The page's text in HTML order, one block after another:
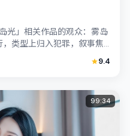
光」相关作品的观众：雾岛
类型上归入犯罪，叙事焦
层...
9.4
99:34